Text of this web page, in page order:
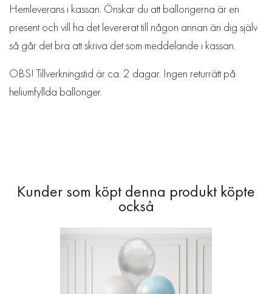
Hemleverans i kassan. Önskar du att ballongerna är en
present och vill ha det levererat till någon annan än dig själv
så går det bra att skriva det som meddelande i kassan.
OBS! Tillverkningstid är ca. 2 dagar. Ingen returrätt på
heliumfyllda ballonger.